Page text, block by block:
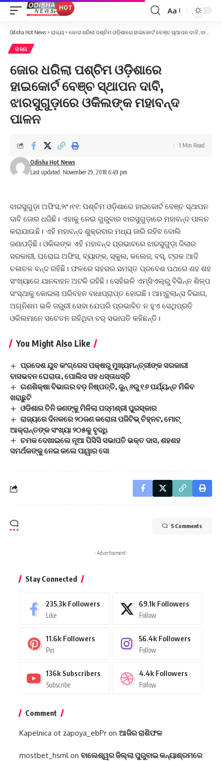
Font
Aa
Odisha Hot News > ରାଜ୍ୟ > ଜୋର ଧରିଲା ପଶ୍ଚିମ ଓଡ଼ିଶାରେ ହାଇକୋର୍ଟ ବେଞ୍ଚ ସ୍ଥାପନ ଦାବି, ଝାରସୁଗୁଡ଼ାରେ ଓକିଲଙ୍କ ମହାବନ୍ଦ ପାଳନ
ରାଜ୍ୟ
ଜୋର ଧରିଲା ପଶ୍ଚିମ ଓଡ଼ିଶାରେ
ହାଇକୋର୍ଟ ବେଞ୍ଚ ସ୍ଥାପନ ଦାବି,
ଝାରସୁଗୁଡ଼ାରେ ଓକିଲଙ୍କ ମହାବନ୍ଦ
ପାଳନ
Last updated: November 29, 2018 6:49 pm
Odisha Hot News
1 Min Read
ଝାରସୁଗୁଡ଼ା ଅଫିସ,୨୯।୧୧: ପଶ୍ଚିମ ଓଡ଼ିଶାରେ ହାଇକୋର୍ଟ ବେଞ୍ଚ ସ୍ଥାପନ
ଦାବି ଜୋର ଧରିଛି। ଏହାକୁ ନେଇ ଗୁରୁବାର ଝାରସୁଗୁଡ଼ାରେ ମହାବନ୍ଦ ପାଳନ
କରାଯାଉଛି। ଏହି ମହାବନ୍ଦ ଶୁକ୍ରବାର ମଧ୍ୟ ଜାରି ରହିବ ବୋଲି
ଜଣାପଡ଼ିଛି। ଓକିଲଙ୍କ ଏହି ମହାବନ୍ଦ ପ୍ରଭାବରେ ଝାରସୁଗୁଡ଼ା ଜିଲାର
ସରକାରୀ, ଘରୋଇ ଅଫିସ, ବ୍ୟାଙ୍କ, ସ୍କୁଲ, କଲେଜ, ବସ୍‌, ଟ୍ରକ ଆଦି
ଚଳାଚଳ ବନ୍ଦ ରହିଛି। ଫଳରେ ସହରର ସମସ୍ତ ପ୍ରବେଶ ପଥରେ ଶହ ଶହ
ସଂଖ୍ୟାରେ ଯାନବାହନ ଅଟକି ରହିଛି। ସେହିଭଳି ଏମ୍‌ସିଏଲ୍‌ରୁ ବିଭିନ୍ନ ଶିଳ୍ପ
ସଂସ୍ଥାକୁ କୋଇଲା ପରିବହନ ବାଧାପ୍ରାପ୍ତ ହୋଇଛି। ଆମ୍ବୁଲାନ୍ସ ବିଭାଗ,
ଅଗ୍ନିଶମ ଭଳି ଜରୁରୀ ସେବା ଯେପରି ପ୍ରଭାବିତ ନ ହୁଏ ସେଥିପ୍ରତି
ଓକିଲମାନେ ସଚେତନ ରହିଥିବା ବର୍‌ ସଭାପତି କହିଛନ୍ତି।
You Might Also Like
ପ୍ରଦେଶ ଯୁବ କଂଗ୍ରେସ ପକ୍ଷରୁ ମୁଖ୍ୟମନ୍ତ୍ରୀଙ୍କ ସରକାରୀ
ବାସଭବନ ଘେରାଉ, ପୋଲିସ ସହ ଧସ୍ତାଧସ୍ତି
ଗଣଶିକ୍ଷା ବିଭାଗର ବଡ଼ ନିଷ୍ପତ୍ତି, ଜୁନ୍ ୬ରୁ ୧୬ ପର୍ଯ୍ୟନ୍ତ ମିଳିବ
ଖରାଛୁଟି
ଓଡିଶାର ତିନି ଜଣଙ୍କୁ ମିଳିଲା ପଦ୍ମଶ୍ରୀ ପୁରସ୍କାର
ରାଜ୍ୟରେ ଦିନକରେ ୨୦ଜଣ କରୋନା ପଜିଟିଭ୍ ଚିହ୍ନଟ, ମୋଟ୍
ଆକ୍ରାନ୍ତଙ୍କ ସଂଖ୍ୟା ୨୦୫କୁ ବୃଦ୍ଧି
ଚମକ ଦେଖାଇଲେ ନୂଆ ପିସିସି ସଭାପତି ଭକ୍ତ ଦାସ, ଶହଶହ
ସମର୍ଥକଙ୍କୁ ନେଇ କଲେ ପାୱାର ସୋ
5 Comments
- Advertisement -
Stay Connected
235.3k Followers
Like
69.1k Followers
Follow
11.6k Followers
Pin
56.4k Followers
Follow
136k Subscribers
Subscribe
4.4k Followers
Follow
Comment
Kapelnica ot zapoya_ebPr on ଆଜିର ରାଶିଫଳ
mostbet_hsmlon ବାଲେଶ୍ୱର ଜିଲ୍ଲା ପୁରୁବାଇ କନ୍ୟାଶ୍ରମରେ